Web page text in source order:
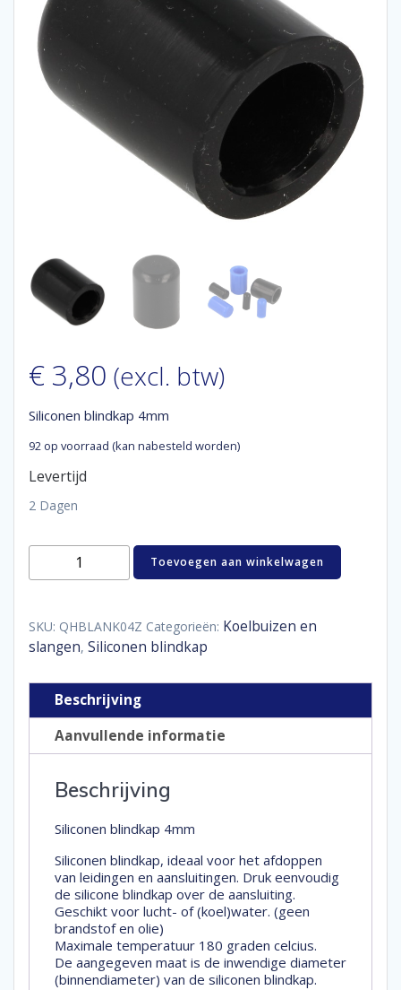
€ 3,80 (excl. btw)
Siliconen blindkap 4mm
92 op voorraad (kan nabesteld worden)
Levertijd
2 Dagen
Siliconen
blindkap
Toevoegen aan winkelwagen
SKU: QHBLANK04Z Categorieën: Koelbuizen en
slangen, Siliconen blindkap
Beschrijving
Aanvullende informatie
Beschrijving
Siliconen blindkap 4mm
Siliconen blindkap, ideaal voor het afdoppen
van leidingen en aansluitingen. Druk eenvoudig
de silicone blindkap over de aansluiting.
Geschikt voor lucht- of (koel)water. (geen
brandstof en olie)
Maximale temperatuur 180 graden celcius.
De aangegeven maat is de inwendige diameter
(binnendiameter) van de siliconen blindkap.